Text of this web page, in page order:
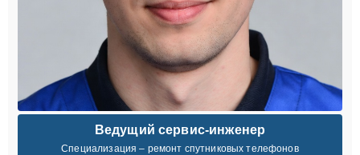
Ведущий сервис-инженер
Специализация – ремонт спутниковых телефонов